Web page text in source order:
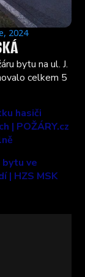
2024
bytu na ul. J.
celkem 5
hasiči
| POŽÁRY.cz
ve
| HZS MSK